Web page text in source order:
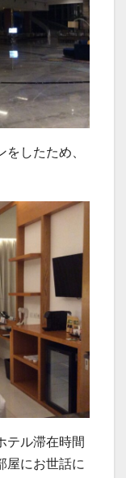
したため、
テル滞在時間
屋にお世話に